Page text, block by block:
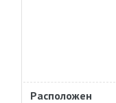
Расположен